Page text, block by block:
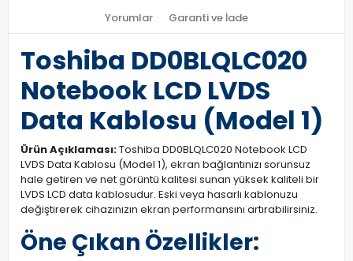
Yorumlar Garanti ve İade
Toshiba DD0BLQLC020
Notebook LCD LVDS
Data Kablosu (Model 1)
Ürün Açıklaması:Toshiba DD0BLQLC020 Notebook LCD
LVDS Data Kablosu (Model 1), ekran bağlantınızı sorunsuz
hale getiren ve net görüntü kalitesi sunan yüksek kaliteli bir
LVDS LCD data kablosudur. Eski veya hasarlı kablonuzu
değiştirerek cihazınızın ekran performansını artırabilirsiniz.
Öne Çıkan Özellikler: